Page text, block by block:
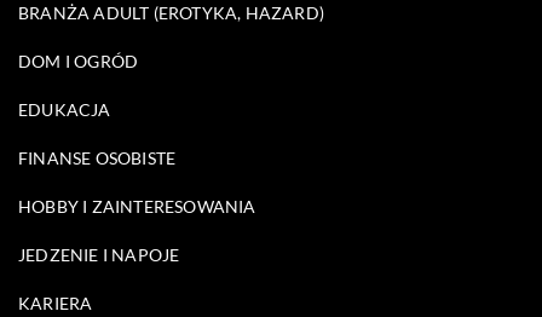
BRANŻA ADULT (EROTYKA, HAZARD)
DOM I OGRÓD
EDUKACJA
FINANSE OSOBISTE
HOBBY I ZAINTERESOWANIA
JEDZENIE I NAPOJE
KARIERA